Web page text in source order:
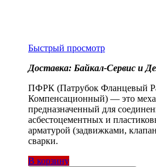
Быстрый просмотр
Доставка: Байкал-Сервис и
ПФРК (Патрубок Фланцевый
Компенсационный) — это
предназначенный для
асбестоцементных и
арматурой (задвижками,
сварки.
В корзину